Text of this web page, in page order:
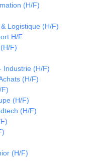
(H/F)
Logistique (H/F)
H/F
F)
Industrie (H/F)
(H/F)
F)
(H/F)
(H/F)
(H/F)